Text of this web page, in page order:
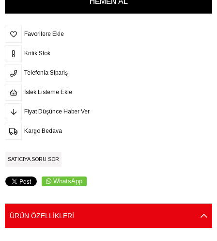
Favorilere Ekle
Kritik Stok
Telefonla Sipariş
İstek Listeme Ekle
Fiyat Düşünce Haber Ver
Kargo Bedava
SATICIYA SORU SOR
WhatsApp
ÜRÜN ÖZELLIKLERI